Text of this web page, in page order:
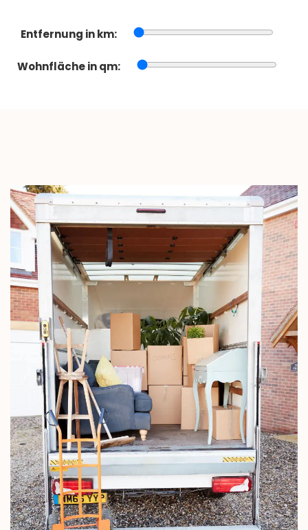
Entfernung in km:
Wohnfläche in qm: